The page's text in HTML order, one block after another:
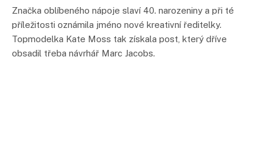
Značka oblíbeného nápoje slaví 40. narozeniny a při té
příležitosti oznámila jméno nové kreativní ředitelky.
Topmodelka Kate Moss tak získala post, který dříve
obsadil třeba návrhář Marc Jacobs.